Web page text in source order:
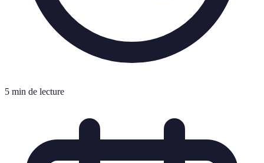
5 min de lecture